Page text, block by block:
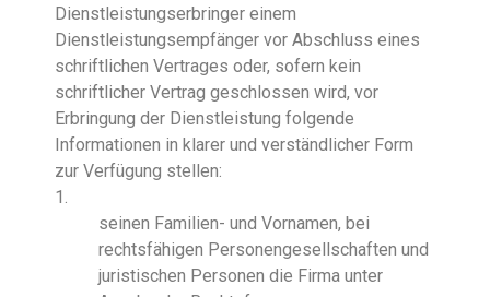
Dienstleistungserbringer einem
Dienstleistungsempfänger vor Abschluss eines
schriftlichen Vertrages oder, sofern kein
schriftlicher Vertrag geschlossen wird, vor
Erbringung der Dienstleistung folgende
Informationen in klarer und verständlicher Form
zur Verfügung stellen:
1.
seinen Familien- und Vornamen, bei
rechtsfähigen Personengesellschaften und
juristischen Personen die Firma unter